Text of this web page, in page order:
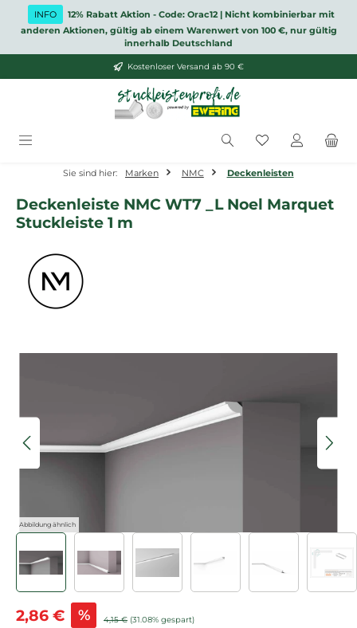
Zum Hauptinhalt springen
INFO
12% Rabatt Aktion - Code: Orac12 | Nicht kombinierbar mit
anderen Aktionen, gültig ab einem Warenwert von 100 €, nur gültig
innerhalb Deutschland
Kostenloser Versand ab 90 €
Du hast 0
Sie sind hier: Marken NMC Deckenleisten
Deckenleiste NMC WT7 _L Noel Marquet
Stuckleiste 1 m
Abbildung ähnlich
Verkaufspreis:
2,86 € % Regulärer Preis:
4,15 € (31.08% gespart)